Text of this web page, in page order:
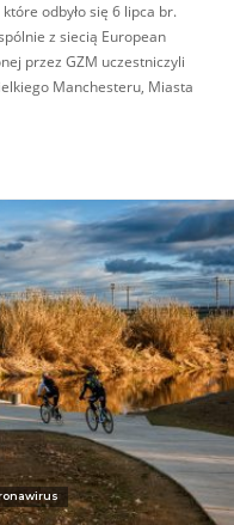
odbyło się 6 lipca br.
z siecią European
przez GZM uczestniczyli
Manchesteru, Miasta